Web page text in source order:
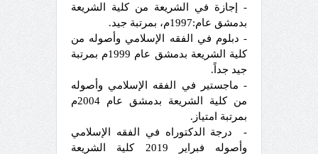
-
إجازة في الشريعة من كلية الشريعة
بدمشق عام:1997م، بمرتبة جيد.
- دبلوم في الفقه الإسلامي وأصوله من
كلية الشريعة بدمشق عام 1999م بمرتبة
جيد جداً.
- ماجستير في الفقه الإسلامي وأصوله
من كلية الشريعة بدمشق عام 2004م
بمرتبة امتياز.
-
درجة الدكتوراه في الفقه الإسلامي
وأصوله فبراير 2019
كلية الشريعة